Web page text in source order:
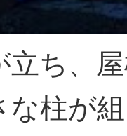
立ち、
な柱が